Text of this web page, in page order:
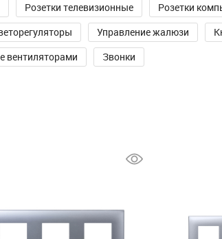
Розетки телевизионные
Розетки
Управление жалюзи
вентиляторами Звонки